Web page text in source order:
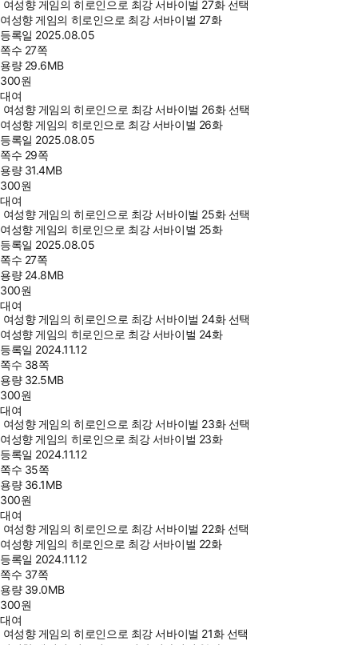
여성향 게임의 히로인으로 최강 서바이벌 27화 선택
여성향 게임의 히로인으로 최강 서바이벌 27화
등록일 2025.08.05
쪽수 27쪽
용량 29.6MB
300원
대여
여성향 게임의 히로인으로 최강 서바이벌 26화 선택
여성향 게임의 히로인으로 최강 서바이벌 26화
등록일 2025.08.05
쪽수 29쪽
용량 31.4MB
300원
대여
여성향 게임의 히로인으로 최강 서바이벌 25화 선택
여성향 게임의 히로인으로 최강 서바이벌 25화
등록일 2025.08.05
쪽수 27쪽
용량 24.8MB
300원
대여
여성향 게임의 히로인으로 최강 서바이벌 24화 선택
여성향 게임의 히로인으로 최강 서바이벌 24화
등록일 2024.11.12
쪽수 38쪽
용량 32.5MB
300원
대여
여성향 게임의 히로인으로 최강 서바이벌 23화 선택
여성향 게임의 히로인으로 최강 서바이벌 23화
등록일 2024.11.12
쪽수 35쪽
용량 36.1MB
300원
대여
여성향 게임의 히로인으로 최강 서바이벌 22화 선택
여성향 게임의 히로인으로 최강 서바이벌 22화
등록일 2024.11.12
쪽수 37쪽
용량 39.0MB
300원
대여
여성향 게임의 히로인으로 최강 서바이벌 21화 선택